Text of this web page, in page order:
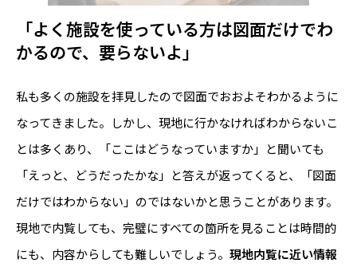
「よく施設を使っている方は図面だけでわ
かるので、要らないよ」
私も多くの施設を拝見したので図面でおおよそわかるように
なってきました。しかし、現地に行かなければわからないこ
とは多くあり、「ここはどうなっていますか」と聞いても
「えっと、どうだったかな」と答えが返ってくると、「図面
だけではわからない」のではないかと思うことがあります。
現地で内覧しても、完璧にすべての箇所を見ることは時間的
にも、内容からしても難しいでしょう。 現地内覧に近い情報